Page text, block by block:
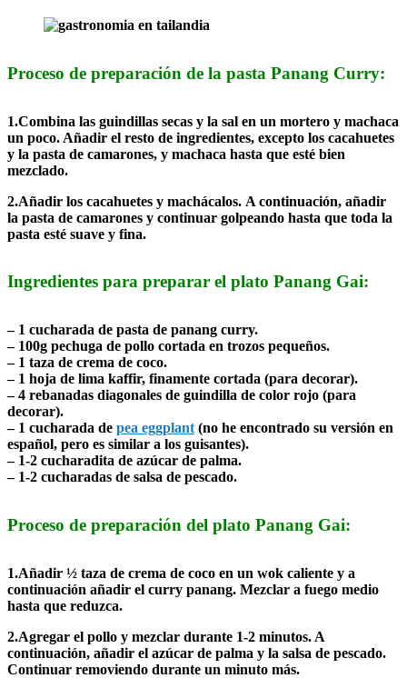
Proceso de preparación de la pasta Panang Curry:
1.Combina las guindillas secas y la sal en un mortero y machaca
un poco. Añadir el resto de ingredientes, excepto los cacahuetes
y la pasta de camarones, y machaca hasta que esté bien
mezclado.
2.Añadir los cacahuetes y machácalos. A continuación, añadir
la pasta de camarones y continuar golpeando hasta que toda la
pasta esté suave y fina.
Ingredientes para preparar el plato Panang Gai:
– 1 cucharada de pasta de panang curry.
– 100g pechuga de pollo cortada en trozos pequeños.
– 1 taza de crema de coco.
– 1 hoja de lima kaffir, finamente cortada (para decorar).
– 4 rebanadas diagonales de guindilla de color rojo (para
decorar).
– 1 cucharada de pea eggplant (no he encontrado su versión en
español, pero es similar a los guisantes).
– 1-2 cucharadita de azúcar de palma.
– 1-2 cucharadas de salsa de pescado.
Proceso de preparación del plato Panang Gai:
1.Añadir ½ taza de crema de coco en un wok caliente y a
continuación añadir el curry panang. Mezclar a fuego medio
hasta que reduzca.
2.Agregar el pollo y mezclar durante 1-2 minutos. A
continuación, añadir el azúcar de palma y la salsa de pescado.
Continuar removiendo durante un minuto más.